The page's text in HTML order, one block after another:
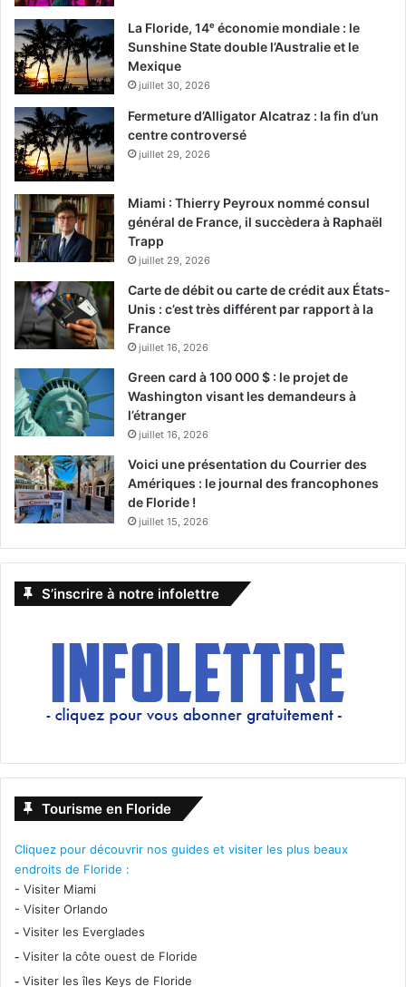
français à Miami
French Weeks Miami 2023 Miami
La Floride, 14ᵉ économie mondiale : le
Sunshine State double l’Australie et le
Mexique
juillet 30, 2026
Fermeture d’Alligator Alcatraz : la fin d’un
centre controversé
juillet 29, 2026
Miami : Thierry Peyroux nommé consul
général de France, il succèdera à Raphaël
Trapp
juillet 29, 2026
Carte de débit ou carte de crédit aux États-
Unis : c’est très différent par rapport à la
France
juillet 16, 2026
Green card à 100 000 $ : le projet de
Washington visant les demandeurs à
l’étranger
juillet 16, 2026
Voici une présentation du Courrier des
Amériques : le journal des francophones
de Floride !
juillet 15, 2026
S’inscrire à notre infolettre
Tourisme en Floride
Cliquez pour découvrir nos guides et visiter les plus beaux
endroits de Floride :
- Visiter Miami
- Visiter Orlando
- Visiter les Everglades
- Visiter la côte ouest de Floride
- Visiter les îles Keys de Floride